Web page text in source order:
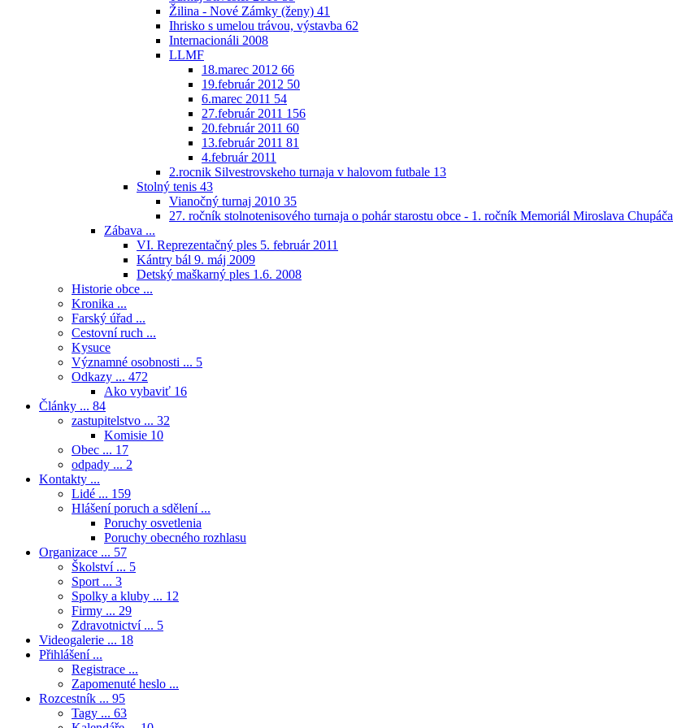
Žilina - Nové Zámky (ženy) 41
Ihrisko s umelou trávou, výstavba 62
Internacionáli 2008
LLMF
18.marec 2012 66
19.február 2012 50
6.marec 2011 54
27.február 2011 156
20.február 2011 60
13.február 2011 81
4.február 2011
2.rocnik Silvestrovskeho turnaja v halovom futbale 13
Stolný tenis 43
Vianočný turnaj 2010 35
27. ročník stolnotenisového turnaja o pohár starostu obce - 1. ročník Memoriál Miroslava Chupáča
Zábava ...
VI. Reprezentačný ples 5. február 2011
Kántry bál 9. máj 2009
Detský maškarný ples 1.6. 2008
Historie obce ...
Kronika ...
Farský úřad ...
Cestovní ruch ...
Kysuce
Významné osobnosti ... 5
Odkazy ... 472
Ako vybaviť 16
Články ... 84
zastupitelstvo ... 32
Komisie 10
Obec ... 17
odpady ... 2
Kontakty ...
Lidé ... 159
Hlášení poruch a sdělení ...
Poruchy osvetlenia
Poruchy obecného rozhlasu
Organizace ... 57
Školství ... 5
Sport ... 3
Spolky a kluby ... 12
Firmy ... 29
Zdravotnictví ... 5
Videogalerie ... 18
Přihlášení ...
Registrace ...
Zapomenuté heslo ...
Rozcestník ... 95
Tagy ... 63